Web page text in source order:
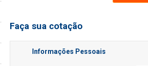
Faça sua cotação
Informações Pessoais